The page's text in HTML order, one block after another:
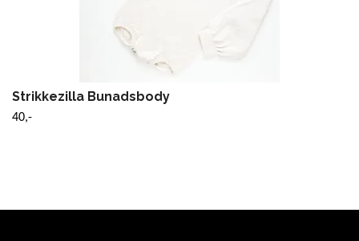
Strikkezilla Bunadsbody
40,-